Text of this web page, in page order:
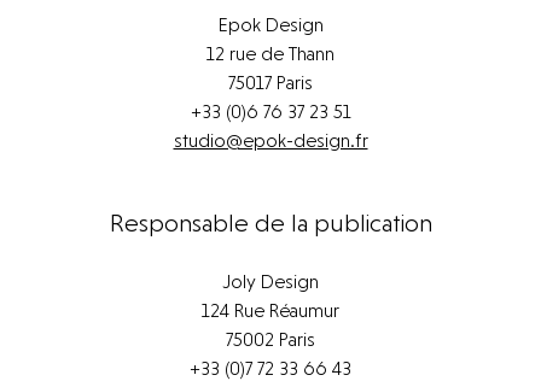
Epok Design
12 rue de Thann
75017 Paris
+33 (0)6 76 37 23 51
studio@epok-design.fr
Responsable de la publication
Joly Design
124 Rue Réaumur
75002 Paris
+33 (0)7 72 33 66 43